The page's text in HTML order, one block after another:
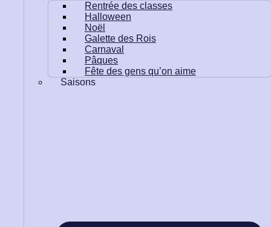
Rentrée des classes
Halloween
Noël
Galette des Rois
Carnaval
Pâques
Fête des gens qu’on aime
Saisons